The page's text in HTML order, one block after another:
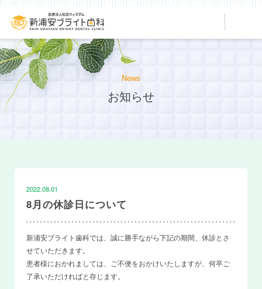
News
お知らせ
2022.08.01
8月の休診日について
新浦安ブライト歯科では、誠に勝手ながら下記の期間、休診とさ
せていただきます。
患者様におかれましては、ご不便をおかけいたしますが、何卒ご
了承いただければと存じます。